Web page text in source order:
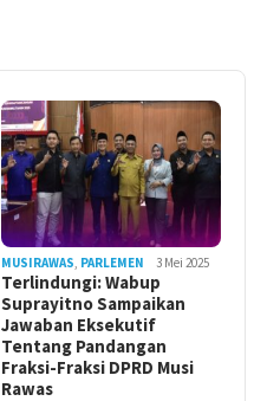
MUSIRAWAS, PARLEMEN 3 Mei 2025
Terlindungi: Wabup
Suprayitno Sampaikan
Jawaban Eksekutif
Tentang Pandangan
Fraksi-Fraksi DPRD Musi
Rawas